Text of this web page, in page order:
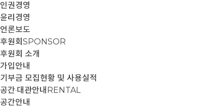
인권경영
윤리경영
언론보도
후원회 SPONSOR
후원회 소개
가입안내
기부금 모집현황 및 사용실적
공간·대관안내 RENTAL
공간안내